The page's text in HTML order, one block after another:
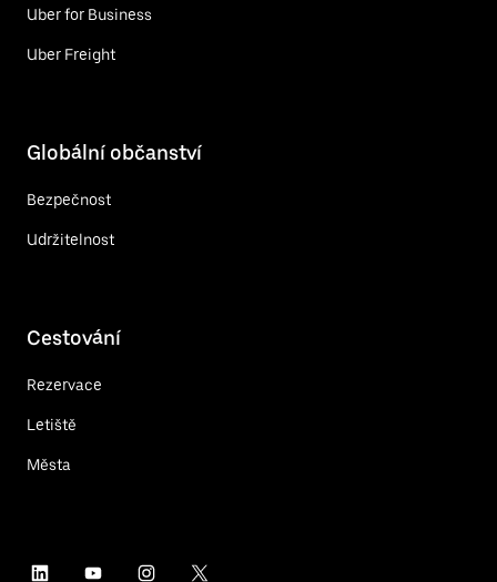
Uber for Business
Uber Freight
Globální občanství
Bezpečnost
Udržitelnost
Cestování
Rezervace
Letiště
Města